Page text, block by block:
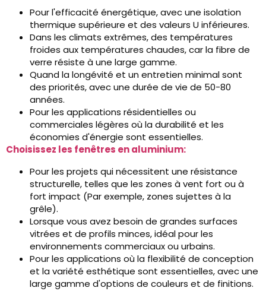
Pour l'efficacité énergétique, avec une isolation
thermique supérieure et des valeurs U inférieures.
Dans les climats extrêmes, des températures
froides aux températures chaudes, car la fibre de
verre résiste à une large gamme.
Quand la longévité et un entretien minimal sont
des priorités, avec une durée de vie de 50-80
années.
Pour les applications résidentielles ou
commerciales légères où la durabilité et les
économies d'énergie sont essentielles.
Choisissez les fenêtres en aluminium:
Pour les projets qui nécessitent une résistance
structurelle, telles que les zones à vent fort ou à
fort impact (Par exemple, zones sujettes à la
grêle).
Lorsque vous avez besoin de grandes surfaces
vitrées et de profils minces, idéal pour les
environnements commerciaux ou urbains.
Pour les applications où la flexibilité de conception
et la variété esthétique sont essentielles, avec une
large gamme d'options de couleurs et de finitions.